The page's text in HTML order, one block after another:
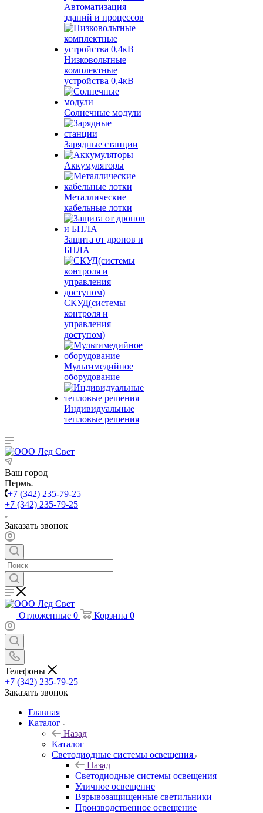
Автоматизация
зданий и процессов
Низковольтные
комплектные
устройства 0,4кВ
Солнечные модули
Зарядные станции
Аккумуляторы
Металлические
кабельные лотки
Защита от дронов и
БПЛА
СКУД(системы
контроля и
управления
доступом)
Мультимедийное
оборудование
Индивидуальные
тепловые решения
Ваш город
Пермь
+7 (342) 235-79-25
+7 (342) 235-79-25
Заказать звонок
Отложенные 0 Корзина 0
Телефоны
+7 (342) 235-79-25
Заказать звонок
Главная
Каталог
Назад
Каталог
Светодиодные системы освещения
Назад
Светодиодные системы освещения
Уличное освещение
Взрывозащищенные светильники
Производственное освещение